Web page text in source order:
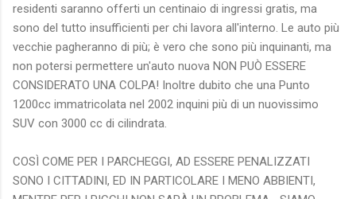
residenti saranno offerti un centinaio di ingressi gratis, ma
sono del tutto insufficienti per chi lavora all'interno. Le auto più
vecchie pagheranno di più; è vero che sono più inquinanti, ma
non potersi permettere un'auto nuova NON PUÒ ESSERE
CONSIDERATO UNA COLPA! Inoltre dubito che una Punto
1200cc immatricolata nel 2002 inquini più di un nuovissimo
SUV con 3000 cc di cilindrata.
COSÌ COME PER I PARCHEGGI, AD ESSERE PENALIZZATI
SONO I CITTADINI, ED IN PARTICOLARE I MENO ABBIENTI,